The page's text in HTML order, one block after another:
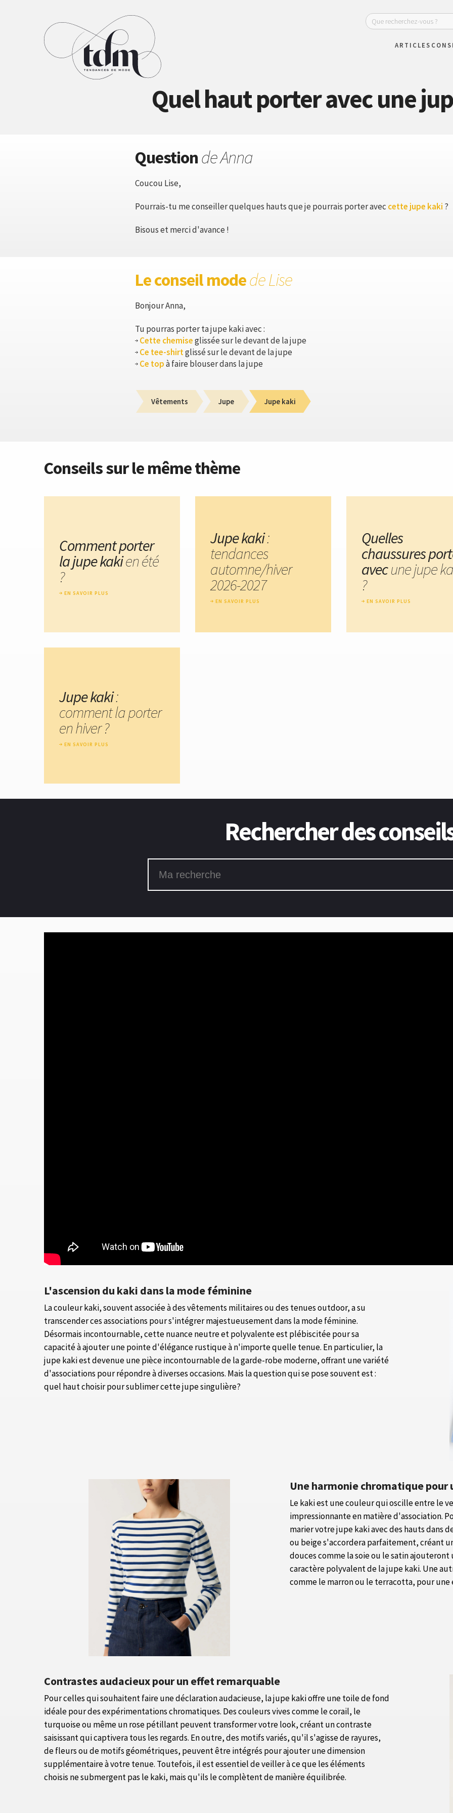
ARTICLES
Quel haut porter avec une
Questionde Anna
Coucou Lise,
Pourrais-tu me conseiller quelques hauts que je pourrais porter avec cette jupe kaki ?
Bisous et merci d'avance !
Le conseil modede Lise
Bonjour Anna,
Tu pourras porter ta jupe kaki avec :
Cette chemiseglissée sur le devant de la jupe
Ce tee-shirtglissé sur le devant de la jupe
Ce topà faire blouser dans la jupe
Vêtements Jupe Jupe kaki
L'ascension du kaki dans la mode féminine
La couleur kaki, souvent associée à des vêtements militaires ou des tenues outdoor, a su
transcender ces associations pour s'intégrer majestueusement dans la mode féminine.
Désormais incontournable, cette nuance neutre et polyvalente est plébiscitée pour sa
capacité à ajouter une pointe d'élégance rustique à n'importe quelle tenue. En particulier, la
jupe kaki est devenue une pièce incontournable de la garde-robe moderne, offrant une variété
d'associations pour répondre à diverses occasions. Mais la question qui se pose souvent est :
quel haut choisir pour sublimer cette jupe singulière?
Une harmonie chromatique
Le kaki est une couleur qui oscille entre le
impressionnante en matière d'association.
marier votre jupe kaki avec des hauts dans
ou beige s'accordera parfaitement, créant
douces comme la soie ou le satin
caractère polyvalent de la jupe kaki. Une
comme le marron ou le terracotta, pour
Contrastes audacieux pour un effet remarquable
Pour celles qui souhaitent faire une déclaration audacieuse, la jupe kaki offre une toile de fond
idéale pour des expérimentations chromatiques. Des couleurs vives comme le corail, le
turquoise ou même un rose pétillant peuvent transformer votre look, créant un contraste
saisissant qui captivera tous les regards. En outre, des motifs variés, qu'il s'agisse de rayures,
de fleurs ou de motifs géométriques, peuvent être intégrés pour ajouter une dimension
supplémentaire à votre tenue. Toutefois, il est essentiel de veiller à ce que les éléments
choisis ne submergent pas le kaki, mais qu'ils le complètent de manière équilibrée.
Conseils sur le même thème
Comment porter
la jupe kakien été
?
EN SAVOIR PLUS
Jupe kaki:
tendances
automne/hiver
2026-2027
EN SAVOIR PLUS
Quelles
chaussures
avecune jupe
?
EN SAVOIR PLUS
Jupe kaki:
comment la porter
en hiver ?
EN SAVOIR PLUS
Rechercher des